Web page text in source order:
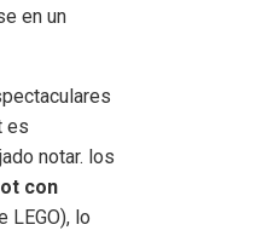
en un
es
notar. los
con
LEGO), lo